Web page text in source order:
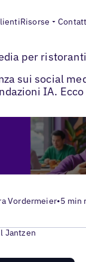
Risorse
media locale>
per
sui social
IA.
Vordermeier•5 min
Jantzen